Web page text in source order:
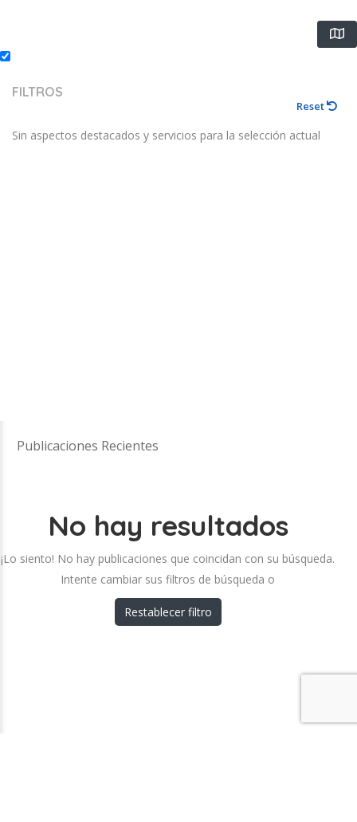
FILTROS
Reset
Sin aspectos destacados y servicios para la selección actual
Publicaciones Recientes
No hay resultados
¡Lo siento! No hay publicaciones que coincidan con su búsqueda.
Intente cambiar sus filtros de búsqueda o
Restablecer filtro